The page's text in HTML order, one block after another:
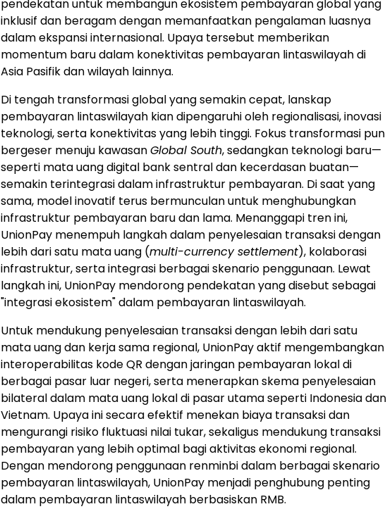
pendekatan untuk membangun ekosistem pembayaran global yang
inklusif dan beragam dengan memanfaatkan pengalaman luasnya
dalam ekspansi internasional. Upaya tersebut memberikan
momentum baru dalam konektivitas pembayaran lintaswilayah di
Asia Pasifik dan wilayah lainnya.
Di tengah transformasi global yang semakin cepat, lanskap
pembayaran lintaswilayah kian dipengaruhi oleh regionalisasi, inovasi
teknologi, serta konektivitas yang lebih tinggi. Fokus transformasi pun
bergeser menuju kawasanGlobal South, sedangkan teknologi baru—
seperti mata uang digital bank sentral dan kecerdasan buatan—
semakin terintegrasi dalam infrastruktur pembayaran. Di saat yang
sama, model inovatif terus bermunculan untuk menghubungkan
infrastruktur pembayaran baru dan lama. Menanggapi tren ini,
UnionPay menempuh langkah dalam penyelesaian transaksi dengan
lebih dari satu mata uang (multi-currency settlement), kolaborasi
infrastruktur, serta integrasi berbagai skenario penggunaan. Lewat
langkah ini, UnionPay mendorong pendekatan yang disebut sebagai
"integrasi ekosistem" dalam pembayaran lintaswilayah.
Untuk mendukung penyelesaian transaksi dengan lebih dari satu
mata uang dan kerja sama regional, UnionPay aktif mengembangkan
interoperabilitas kode QR dengan jaringan pembayaran lokal di
berbagai pasar luar negeri, serta menerapkan skema penyelesaian
bilateral dalam mata uang lokal di pasar utama seperti Indonesia dan
Vietnam. Upaya ini secara efektif menekan biaya transaksi dan
mengurangi risiko fluktuasi nilai tukar, sekaligus mendukung transaksi
pembayaran yang lebih optimal bagi aktivitas ekonomi regional.
Dengan mendorong penggunaan renminbi dalam berbagai skenario
pembayaran lintaswilayah, UnionPay menjadi penghubung penting
dalam pembayaran lintaswilayah berbasiskan RMB.